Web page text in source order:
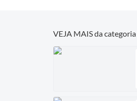
VEJA MAIS da categoria